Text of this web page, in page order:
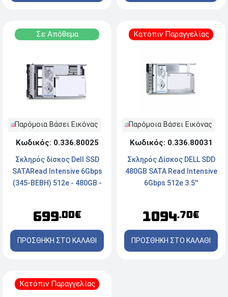
Σε Απόθεμα
Παρόμοια Βάσει Εικόνας
Κωδικός: 0.336.80025
Σκληρός δίσκος Dell SSD
SATARead Intensive 6Gbps
(345-BEBH) 512e - 480GB -
699.00€
ΠΡΟΣΘΗΚΗ ΣΤΟ ΚΑΛΑΘΙ
Κατόπιν Παραγγελίας
Παρόμοια Βάσει Εικόνας
Κωδικός: 0.336.80031
Σκληρός Δίσκος DELL SDD
480GB SATA Read Intensive
6Gbps 512e 3.5''
1094.70€
ΠΡΟΣΘΗΚΗ ΣΤΟ ΚΑΛΑΘΙ
Κατόπιν Παραγγελίας